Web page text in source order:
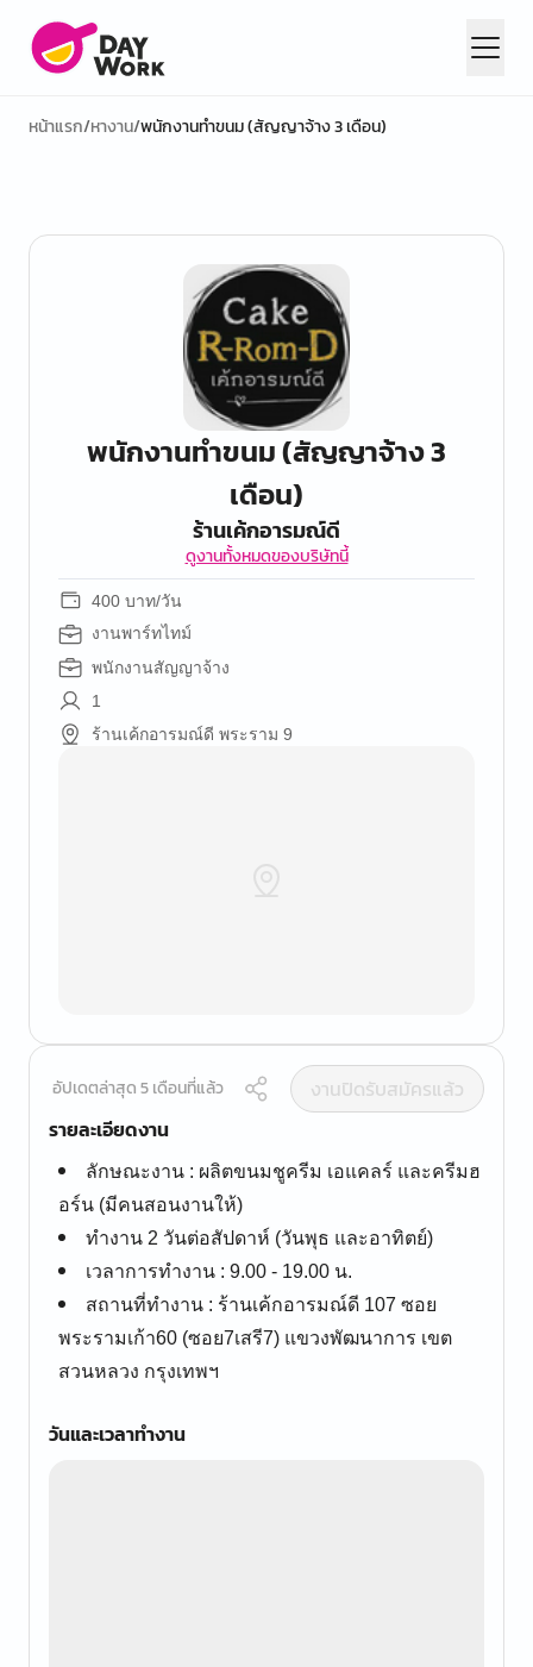
หน้าแรก/หางาน/พนักงานทำขนม (สัญญาจ้าง 3 เดือน)
พนักงานทำขนม (สัญญาจ้าง 3
เดือน)
ร้านเค้กอารมณ์ดี
ดูงานทั้งหมดของบริษัทนี้
400 บาท/วัน
งานพาร์ทไทม์
พนักงานสัญญาจ้าง
1
ร้านเค้กอารมณ์ดี พระราม 9
อัปเดตล่าสุด 5 เดือนที่แล้ว
งานปิดรับสมัครแล้ว
รายละเอียดงาน
ลักษณะงาน : ผลิตขนมชูครีม เอแคลร์ และครีมฮ
อร์น (มีคนสอนงานให้)
ทำงาน 2 วันต่อสัปดาห์ (วันพุธ และอาทิตย์)
เวลาการทำงาน : 9.00 - 19.00 น.
สถานที่ทำงาน : ร้านเค้กอารมณ์ดี 107 ซอย
พระรามเก้า60 (ซอย7เสรี7) แขวงพัฒนาการ เขต
สวนหลวง กรุงเทพฯ
วันและเวลาทำงาน